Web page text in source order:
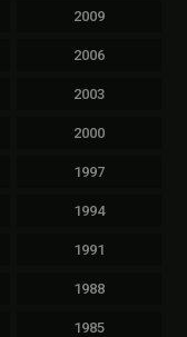
2009
2006
2003
2000
1997
1994
1991
1988
1985